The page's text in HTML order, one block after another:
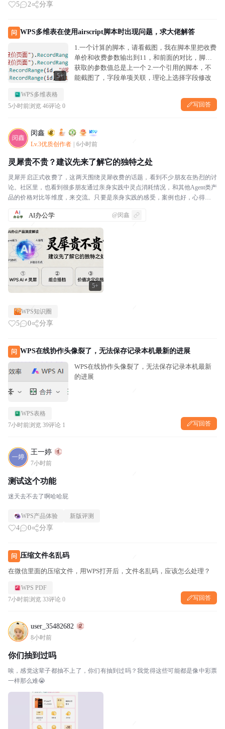
5 2 分享
问 WPS多维表在使用airscript脚本时出现问题，求大佬解答
5+
1.一个计算的脚本，请看截图，我在脚本里把收费
单价和收费参数输出到11，和前面的对比，脚本
获取的参数值总是上一个 2.一个引用的脚本，不
能截图了，字段单项关联，理论上选择字段修改
选择字段修改后，后面没有填充，把选择...
WPS多维表格
5小时前浏览 46评论 0 写回答
闵鑫
Lv.3优质创作者 6小时前
5+
灵犀贵不贵？建议先来了解它的独特之处
灵犀开启正式收费了，这两天围绕灵犀收费的话题，看到不少朋友在热烈的讨
论。社区里，也看到很多朋友通过亲身实践中灵点消耗情况，和其他Agent类产
品的价格对比等维度，来交流。只要是亲身实践的感受，案例也好，心得体会
AI办公学 @闵鑫
WPS知识圈
5 0 分享
问 WPS在线协作头像裂了，无法保存记录本机最新的进展
WPS在线协作头像裂了，无法保存记录本机最新
的进展
WPS表格
7小时前浏览 39评论 1 写回答
王一婷
7小时前
测试这个功能
迷天去不去了啊哈哈屁
WPS产品体验 新版评测
4 0 分享
问 压缩文件名乱码
在微信里面的压缩文件，用WPS打开后，文件名乱码，应该怎么处理？
WPS PDF
7小时前浏览 33评论 0 写回答
user_35482682
8小时前
你们抽到过吗
唉，感觉这辈子都抽不上了，你们有抽到过吗？我觉得这些可能都是像中彩票
一样那么难😭